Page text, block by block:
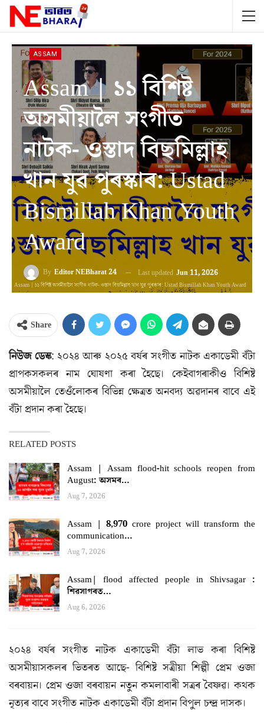
ASSAM
Assam | ১১ বিশিষ্ট
অসমীয়ালৈ সংগীত
নাটক- ওস্তাদ বিছমিল্লাহ
খান যুৱ পুৰস্কাৰ: Ustad
Bismillah Khan Youth
Award
By Editor NEBharat 24 Last updated Jun 11, 2026
Assam | ১১ বিশিষ্ট অসমীয়ালৈ সংগীত নাটক- ওস্তাদ বিছমিল্লাহ খান যুৱ পুৰস্কাৰ: Ustad Bismillah Khan Youth Award
Share
নিউজ ডেস্ক: ২০২৪ আৰু ২০২৫ বৰ্ষৰ সংগীত নাটক একাডেমী বঁটা
প্ৰাপকসকলৰ নাম ঘোষণা কৰা হৈছে। কেইবাগৰাকীও বিশিষ্ট
অসমীয়ালৈ তেওঁলোকৰ বিভিন্ন ক্ষেত্ৰত অনবদ্য অৱদানৰ বাবে এই
বঁটা প্ৰদান কৰা হৈছে।
RELATED POSTS
Assam | Assam flood-hit schools reopen from
August: অসমৰ…
Aug 7, 2026
Assam | 8,970 crore project will transform the
communication…
Aug 7, 2026
Assam| flood affected people in Shivsagar :
শিৱসাগৰত…
Aug 6, 2026
২০২৪ বৰ্ষৰ সংগীত নাটক একাডেমী বঁটা লাভ কৰা বিশিষ্ট
অসমীয়াসকলৰ ভিতৰত আছে- বিশিষ্ট সত্রীয়া শিল্পী প্রেম ওজা
বৰবায়ন। প্ৰেম ওজা বৰবায়ন নতুন কমলাবাৰী সত্ৰৰ বৈষ্ণৱ। কথক
নৃত্যৰ বাবে সংগীত নাটক একাডেমী বঁটা প্ৰদান বিপুল চন্দ্ৰ দাসক।